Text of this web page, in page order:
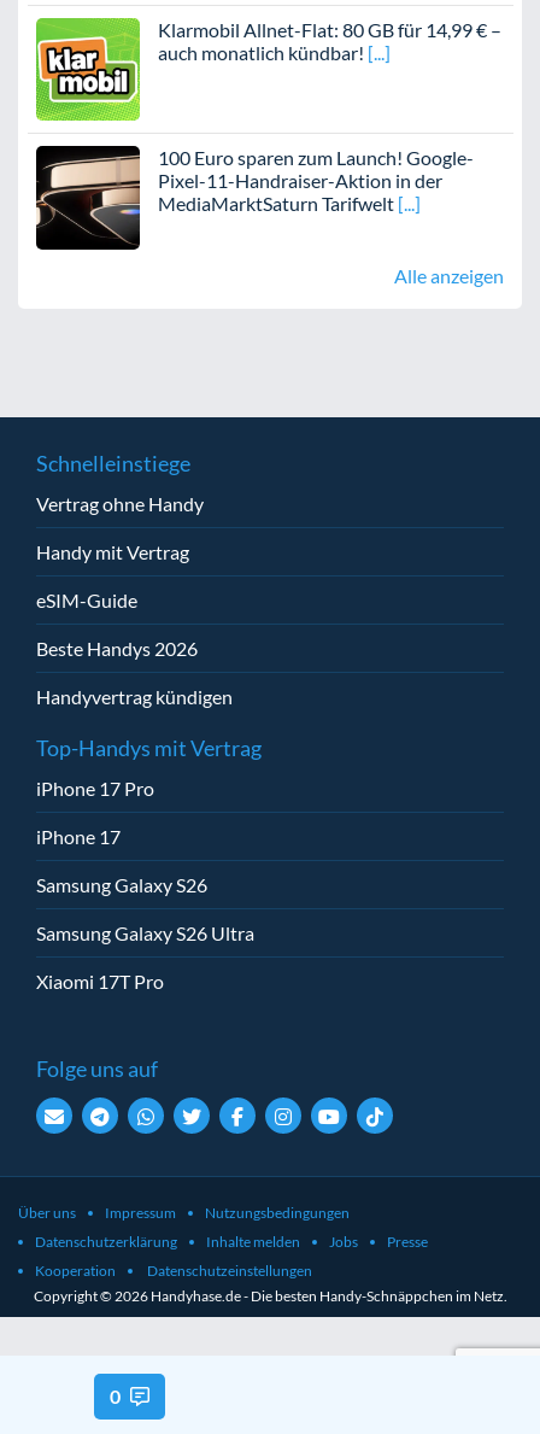
Klarmobil Allnet-Flat: 80 GB für 14,99 € –
auch monatlich kündbar!
100 Euro sparen zum Launch! Google-
Pixel-11-Handraiser-Aktion in der
MediaMarktSaturn Tarifwelt
Alle anzeigen
0
Schnelleinstiege
Vertrag ohne Handy
Handy mit Vertrag
eSIM-Guide
Beste Handys 2026
Handyvertrag kündigen
Top-Handys mit Vertrag
iPhone 17 Pro
iPhone 17
Samsung Galaxy S26
Samsung Galaxy S26 Ultra
Xiaomi 17T Pro
Folge uns auf
Über uns Impressum
Nutzungsbedingungen
Datenschutzerklärung
Inhalte melden Jobs
Presse
Kooperation
Datenschutzeinstellungen
Copyright © 2026 Handyhase.de - Die besten Handy-Schnäppchen im Netz.